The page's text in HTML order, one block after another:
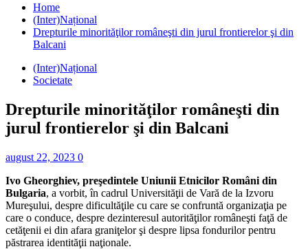
Home
(Inter)Național
Drepturile minorităţilor româneşti din jurul frontierelor şi din
Balcani
(Inter)Național
Societate
Drepturile minorităţilor româneşti din
jurul frontierelor şi din Balcani
august 22, 2023 0
Ivo Gheorghiev, preşedintele Uniunii Etnicilor Români din
Bulgaria, a vorbit, în cadrul Universităţii de Vară de la Izvoru
Mureşului, despre dificultăţile cu care se confruntă organizaţia pe
care o conduce, despre dezinteresul autorităţilor româneşti faţă de
cetăţenii ei din afara graniţelor şi despre lipsa fondurilor pentru
păstrarea identităţii naţionale.